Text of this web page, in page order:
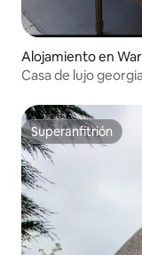
Alojamiento en
Casa de lujo
Superanfitrión
Superanfitrión